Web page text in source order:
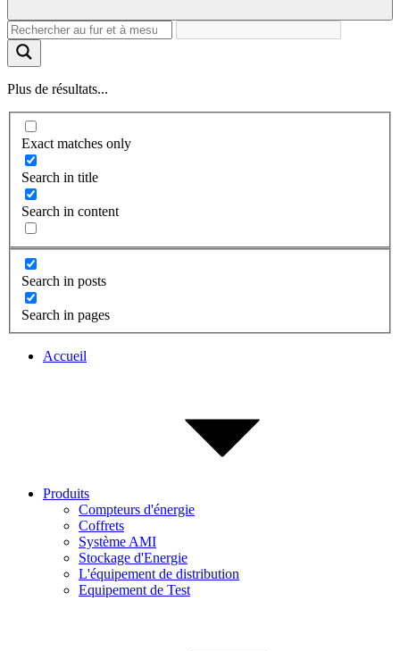
Plus de résultats...
Exact matches only
Search in title
Search in content
Search in posts
Search in pages
Accueil
Produits
Compteurs d'énergie
Coffrets
Système AMI
Stockage d'Energie
L'équipement de distribution
Equipement de Test